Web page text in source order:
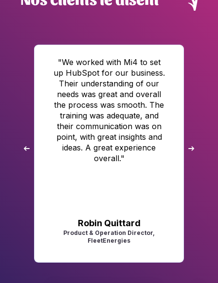
"We worked with Mi4 to set
up HubSpot for our business.
Their understanding of our
needs was great and overall
the process was smooth. The
training was adequate, and
their communication was on
point, with great insights and
ideas. A great experience
overall."
Robin Quittard
Product & Operation Director,
FleetEnergies